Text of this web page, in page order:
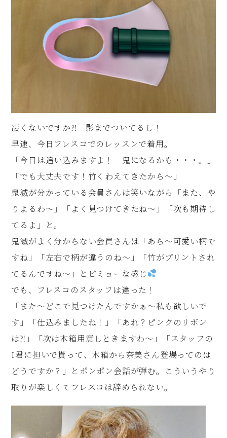
凄くないですか⁈ 影までついてるし！
早速、今日フレスコでのレッスンで着用。
「今日は追い込みますよ！ 鬼になるかも・・・。」
「でも大丈夫です！竹くわえてきたから～」
鬼滅が分かっている会員さんは笑いながら「また、や
りよるわ～」「よく見つけてきたね～」「次も期待し
てるよ」と。
鬼滅がよく分からない会員さんは「あら～可愛い柄で
すね」「左右で柄が違うのね～」「竹がプリントされ
てるんですね～」とビミョーな感じ
でも、フレスコのスタッフは違った！
「また～どこで見つけたんですかぁ～私も欲しいで
す」「仕込みましたね！」「あれ？ピンクのリボン
は⁈」「次は木箱用意しときますわ～」「スタッフの
I君に担いで貰って、木箱から奈美さん登場ってのは
どうですか？」とポンポン会話が弾む。こういうやり
取りが楽しくてフレスコは辞められない。